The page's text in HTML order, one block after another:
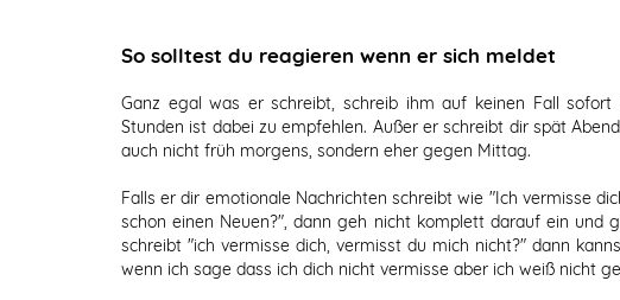
So solltest du reagieren wenn er sich meldet
Ganz egal was er schreibt, schreib ihm auf keinen Fall
Stunden ist dabei zu empfehlen. Außer er schreibt dir spät
auch nicht früh morgens, sondern eher gegen Mittag.
Falls er dir emotionale Nachrichten schreibt wie "Ich vermisse
schon einen Neuen?", dann geh nicht komplett darauf ein und
schreibt "ich vermisse dich, vermisst du mich nicht?" dann
wenn ich sage dass ich dich nicht vermisse aber ich weiß nicht